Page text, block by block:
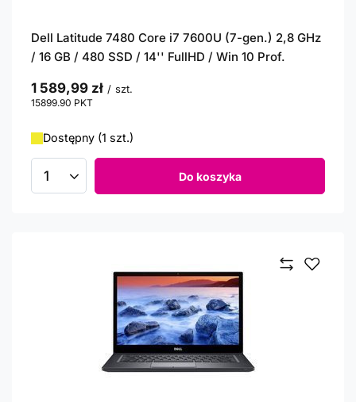
Dell Latitude 7480 Core i7 7600U (7-gen.) 2,8 GHz
/ 16 GB / 480 SSD / 14'' FullHD / Win 10 Prof.
1 589,99 zł / szt.
15899.90 PKT
Dostępny (1 szt.)
Ilość produktów Do koszyka